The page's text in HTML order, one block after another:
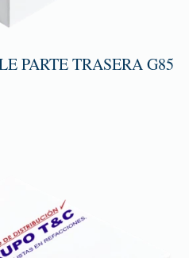
PARTE TRASERA G85